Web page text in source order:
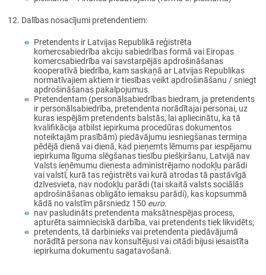
Dalības nosacījumi pretendentiem:
Pretendents ir Latvijas Republikā reģistrēta
komercsabiedrība akciju sabiedrības formā vai Eiropas
komercsabiedrība vai savstarpējās apdrošināšanas
kooperatīvā biedrība, kam saskaņā ar Latvijas Republikas
normatīvajiem aktiem ir tiesības veikt apdrošināšanu / sniegt
apdrošināšanas pakalpojumus.
Pretendentam (personālsabiedrības biedram, ja pretendents
ir personālsabiedrība, pretendenta norādītajai personai, uz
kuras iespējām pretendents balstās, lai apliecinātu, ka tā
kvalifikācija atbilst iepirkuma procedūras dokumentos
noteiktajām prasībām) piedāvājumu iesniegšanas termiņa
pēdējā dienā vai dienā, kad pieņemts lēmums par iespējamu
iepirkuma līguma slēgšanas tiesību piešķiršanu, Latvijā nav
Valsts ieņēmumu dienesta administrējamo nodokļu parādi
vai valstī, kurā tas reģistrēts vai kurā atrodas tā pastāvīgā
dzīvesvieta, nav nodokļu parādi (tai skaitā valsts sociālās
apdrošināšanas obligāto iemaksu parādi), kas kopsummā
kādā no valstīm pārsniedz 150 euro.
nav pasludināts pretendenta maksātnespējas process,
apturēta saimnieciskā darbība, vai pretendents tiek likvidēts;
pretendents, tā darbinieks vai pretendenta piedāvājumā
norādītā persona nav konsultējusi vai citādi bijusi iesaistīta
iepirkuma dokumentu sagatavošanā.